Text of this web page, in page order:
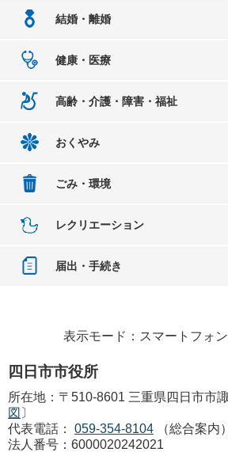
結婚・離婚
健康・医療
高齢・介護・障害・福祉
おくやみ
ごみ・環境
レクリエーション
届出・手続き
表示モード：スマートフォン
四日市市役所
所在地：〒510-8601 三重県四日市市
図 〕
代表電話：
059-354-8104
（総合案内）
法人番号：6000020242021